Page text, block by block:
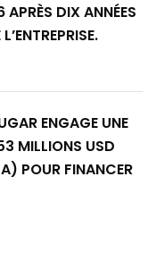
DIX ANNÉES
ENGAGE UNE
MILLIONS USD
POUR FINANCER